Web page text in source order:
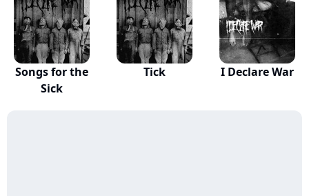
Songs for the
Sick
Tick I Declare War